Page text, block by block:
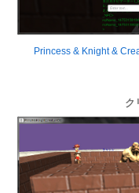
Princess & Knight &
ク